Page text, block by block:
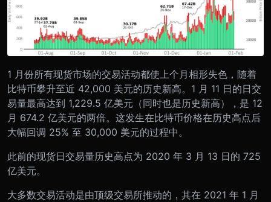
1 月份所有现货市场的交易活动都使上个月相形失色，随着
比特币攀升至近 42,000 美元的历史新高。1 月 11 日的日交
易量最高达到 1,229.5 亿美元（同时也是历史新高），是 12
月 674.2 亿美元的两倍。这发生在比特币价格在历史高点后
大幅回调 25% 至 30,000 美元的过程中。
此前的现货日交易量历史高点为 2020 年 3 月 13 日的 725
亿美元。
大多数交易活动是由顶级交易所推动的，其在 2021 年 1 月